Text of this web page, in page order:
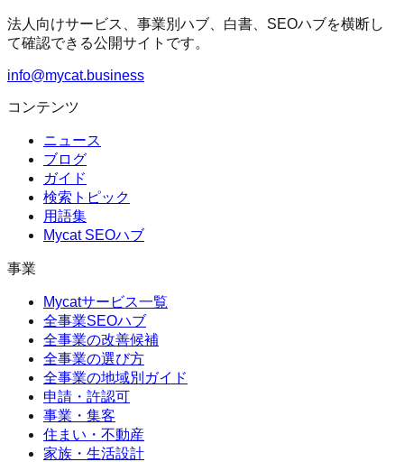
法人向けサービス、事業別ハブ、白書、SEOハブを横断し
て確認できる公開サイトです。
info@mycat.business
コンテンツ
ニュース
ブログ
ガイド
検索トピック
用語集
Mycat SEOハブ
事業
Mycatサービス一覧
全事業SEOハブ
全事業の改善候補
全事業の選び方
全事業の地域別ガイド
申請・許認可
事業・集客
住まい・不動産
家族・生活設計